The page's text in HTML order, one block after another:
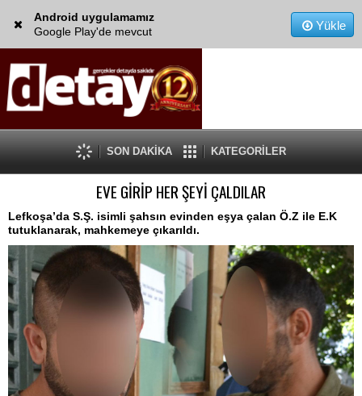
Android uygulamamız
Google Play'de mevcut
Yükle
SON DAKİKA KATEGORİLER
EVE GİRİP HER ŞEYİ ÇALDILAR
Lefkoşa’da S.Ş. isimli şahsın evinden eşya çalan Ö.Z ile E.K
tutuklanarak, mahkemeye çıkarıldı.